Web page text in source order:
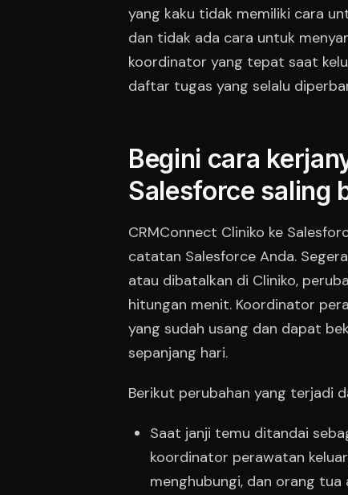
yang kaku tidak memiliki cara
dan tidak ada cara untuk
koordinator yang tepat saat
daftar tugas yang selalu
Begini cara
Salesforce saling
CRMConnect Cliniko ke
catatan Salesforce Anda.
atau dibatalkan di Cliniko,
hitungan menit. Koordinator
yang sudah usang dan dapat
sepanjang hari.
Berikut perubahan yang terjadi
Saat janji temu ditandai
koordinator perawatan
menghubungi, dan orang